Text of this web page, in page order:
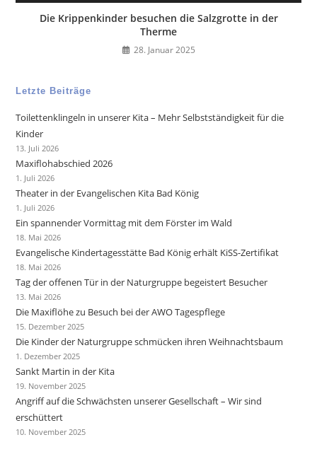
Die Krippenkinder besuchen die Salzgrotte in der
Therme
28. Januar 2025
Letzte Beiträge
Toilettenklingeln in unserer Kita – Mehr Selbstständigkeit für die
Kinder
13. Juli 2026
Maxiflohabschied 2026
1. Juli 2026
Theater in der Evangelischen Kita Bad König
1. Juli 2026
Ein spannender Vormittag mit dem Förster im Wald
18. Mai 2026
Evangelische Kindertagesstätte Bad König erhält KiSS-Zertifikat
18. Mai 2026
Tag der offenen Tür in der Naturgruppe begeistert Besucher
13. Mai 2026
Die Maxiflöhe zu Besuch bei der AWO Tagespflege
15. Dezember 2025
Die Kinder der Naturgruppe schmücken ihren Weihnachtsbaum
1. Dezember 2025
Sankt Martin in der Kita
19. November 2025
Angriff auf die Schwächsten unserer Gesellschaft – Wir sind
erschüttert
10. November 2025